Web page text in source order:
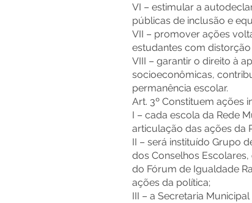
VI – estimular a
públicas de inclusão e
VII – promover ações
estudantes com
VIII – garantir o direito à
socioeconômicas,
permanência escolar.
Art. 3º Constituem ações
I – cada escola da Rede
articulação das ações da
II – será instituído Grupo
dos Conselhos
do Fórum de Igualdade
ações da política;
III – a Secretaria